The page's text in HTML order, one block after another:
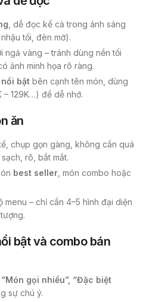
, dễ đọc kể cả trong ánh sáng
tối, đèn mờ).
ngả vàng – tránh dùng nền tối
ảnh minh họa rõ ràng.
bật bên cạnh tên món, dùng
129K…) để dễ nhớ.
ăn
chụp gọn gàng, không cần quá
rõ, bắt mắt.
best seller , món combo hoặc
menu – chỉ cần 4–5 hình đại diện
bật và combo bán
gọi nhiều”, “Đặc biệt
sự chú ý.